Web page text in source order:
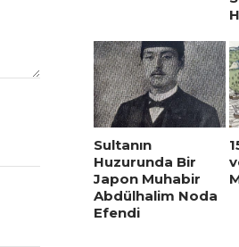
Sultanın
Huzurunda Bir
Japon Muhabir
Abdülhalim Noda
Efendi